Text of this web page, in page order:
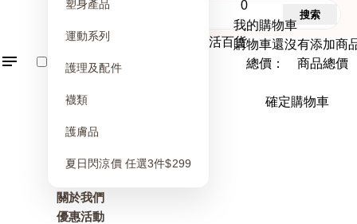
塑身產品
運動系列
護理及配件
襪類
護膚品
夏日閃涼價 任選3件$299
關於我們
優惠活動
0
我的購物車
購物車還沒有添加商
總價： 商品總價
確定購物車
搜索